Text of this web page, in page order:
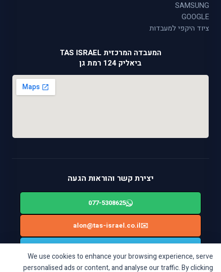
We use cookies to enhance your browsing experience, serve
personalised ads or content, and analyse our traffic. By clicking
SAMSUNG
GOOGLE
ציוד היקפי למעבדות
המעבדה המרכזית TAS ISRAEL
ביאליק 124 רמת גן
יצירת קשר והוראות הגעה
077-5308625
✉️
alon@tas-israel.co.il